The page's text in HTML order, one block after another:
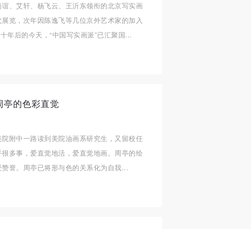
、艾轩、杨飞云、王沂东领衔的北京写实画
览，次年因陈逸飞等几位京外艺术家的加入
年后的今天，“中国写实画派”已汇聚国...
的色彩直觉
附中一路读到美院油画系研究生，又留校任
多事，爱直觉地活，爱直觉地画。周亭的绘
誉。周亭已将形与色的关系化为自我...